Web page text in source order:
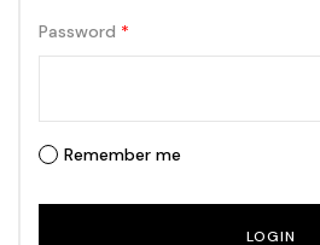
Password *
Remember me